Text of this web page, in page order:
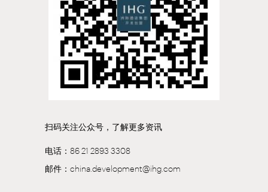
扫码关注公众号，了解更多资讯
电话：86 21 2893 3308
邮件：china.development@ihg.com